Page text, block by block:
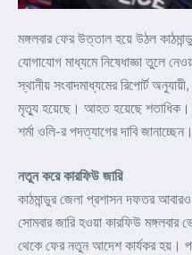
মঙ্গলবার ফের উত্তাল হয়ে উঠল
যোগাযোগ মাধ্যমে নিষেধাজ্ঞা তুলে
স্থানীয় সংবাদমাধ্যমের রিপোর্ট
মৃত্যু হয়েছে। আহত হয়েছে শতাধিক।
শর্মা ওলি-র পদত্যাগের দাবি জানাচ্ছেন।
নতুন করে কারফিউ জারি
কাঠমান্ডুর জেলা প্রশাসন দফতর আবারও
সোমবার জারি হওয়া কারফিউ
থেকে ফের নতুন আদেশ কার্যকর হয়।